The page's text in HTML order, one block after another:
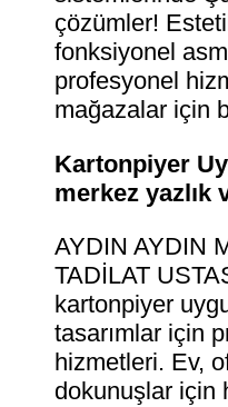
çözümler!
fonksiyonel
profesyonel
mağazalar için
Kartonpiyer
merkez yazlık
AYDIN AYDIN
TADİLAT
kartonpiyer
tasarımlar için
hizmetleri. Ev,
dokunuşlar için